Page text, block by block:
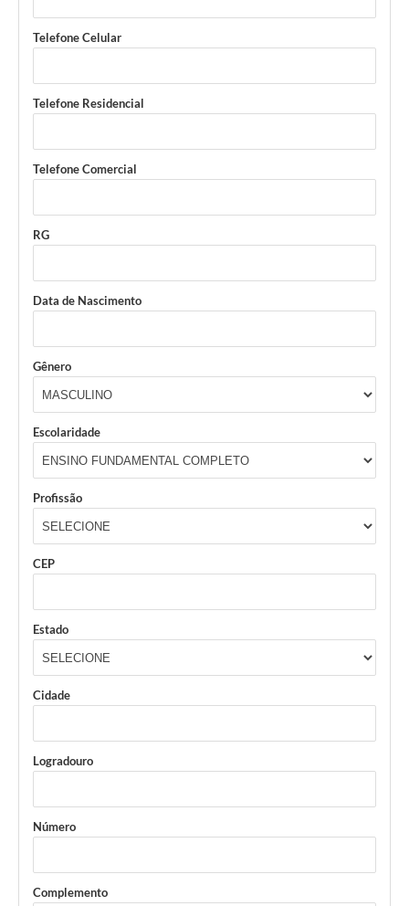
Telefone Celular
Telefone Residencial
Telefone Comercial
RG
Data de Nascimento
Gênero
Escolaridade
Profissão
CEP
Estado
Cidade
Logradouro
Número
Complemento